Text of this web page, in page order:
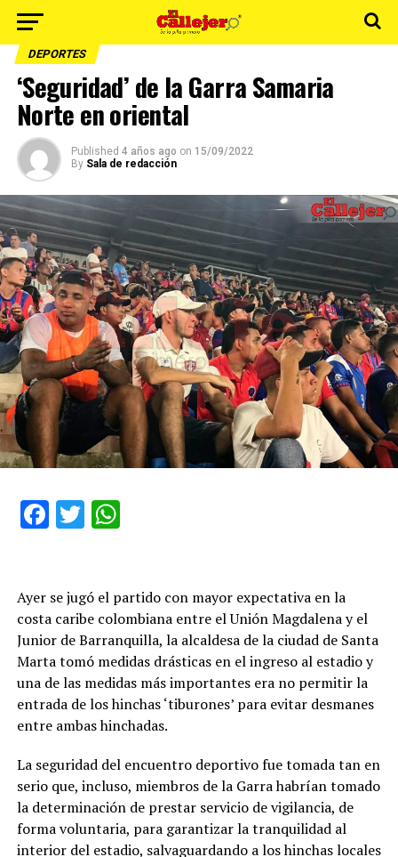
DEPORTES
‘Seguridad’ de la Garra Samaria
Norte en oriental
Published 4 años ago on 15/09/2022
By Sala de redacción
Facebook
Twitter
Ayer se jugó el partido con mayor expectativa en la
costa caribe colombiana entre el Unión Magdalena y el
Junior de Barranquilla, la alcaldesa de la ciudad de Santa
Marta tomó medidas drásticas en el ingreso al estadio y
una de las medidas más importantes era no permitir la
entrada de los hinchas ‘tiburones’ para evitar desmanes
entre ambas hinchadas.
La seguridad del encuentro deportivo fue tomada tan en
serio que, incluso, miembros de la Garra habrían tomado
la determinación de prestar servicio de vigilancia, de
forma voluntaria, para garantizar la tranquilidad al
interior del estadio, salvaguardando a los hinchas locales